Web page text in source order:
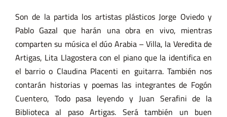
Son de la partida los artistas plásticos Jorge Oviedo y
Pablo Gazal que harán una obra en vivo, mientras
comparten su música el dúo Arabia – Villa, la Veredita de
Artigas, Lita Llagostera con el piano que la identifica en
el barrio o Claudina Placenti en guitarra. También nos
contarán historias y poemas las integrantes de Fogón
Cuentero, Todo pasa leyendo y Juan Serafini de la
Biblioteca al paso Artigas. Será también un buen